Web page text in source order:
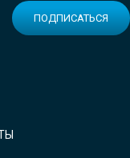
ПОДПИСАТЬСЯ